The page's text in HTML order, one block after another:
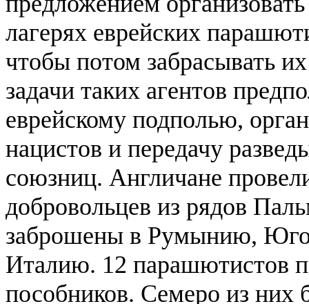
лагерях еврейских
чтобы потом забрасывать
задачи таких агентов
еврейскому подполью,
нацистов и передачу
союзниц. Англичане
добровольцев из рядов
заброшены в Румынию,
Италию. 12 парашютистов
пособников. Семеро из